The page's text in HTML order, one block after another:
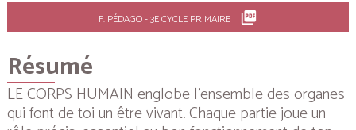
F. PÉDAGO - 3E CYCLE PRIMAIRE picture_as_pdf
Résumé
LE CORPS HUMAIN englobe l’ensemble des organes
qui font de toi un être vivant. Chaque partie joue un